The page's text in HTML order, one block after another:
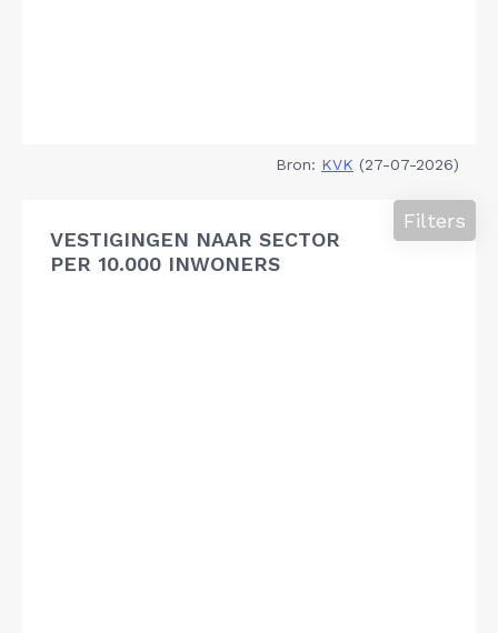
Bron: KVK (27-07-2026)
VESTIGINGEN NAAR SECTOR
PER 10.000 INWONERS
Filters